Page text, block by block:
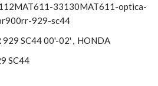
33130MAT611-optica-
929-sc44
929 SC44 00'-02' , HONDA
SC44